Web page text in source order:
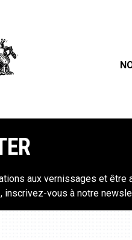
aux vernissages et être
inscrivez-vous à notre